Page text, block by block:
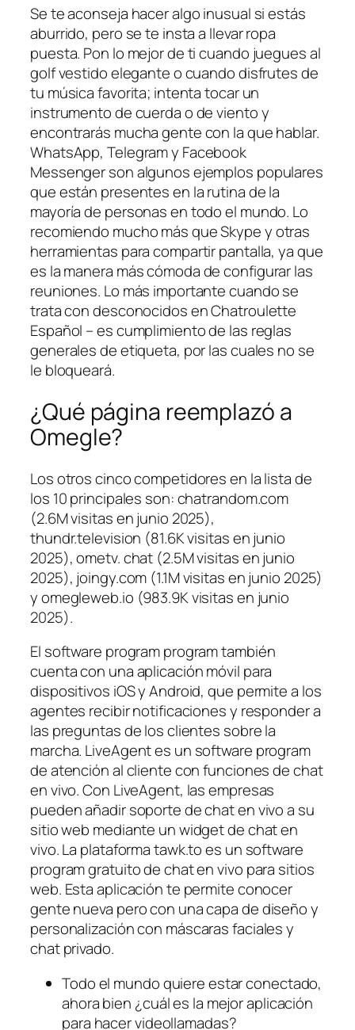
Se te aconseja hacer algo inusual si estás
aburrido, pero se te insta a llevar ropa
puesta. Pon lo mejor de ti cuando juegues al
golf vestido elegante o cuando disfrutes de
tu música favorita; intenta tocar un
instrumento de cuerda o de viento y
encontrarás mucha gente con la que hablar.
WhatsApp, Telegram y Facebook
Messenger son algunos ejemplos populares
que están presentes en la rutina de la
mayoría de personas en todo el mundo. Lo
recomiendo mucho más que Skype y otras
herramientas para compartir pantalla, ya que
es la manera más cómoda de configurar las
reuniones. Lo más importante cuando se
trata con desconocidos en Chatroulette
Español – es cumplimiento de las reglas
generales de etiqueta, por las cuales no se
le bloqueará.
¿Qué página reemplazó a
Omegle?
Los otros cinco competidores en la lista de
los 10 principales son: chatrandom.com
(2.6M visitas en junio 2025),
thundr.television (81.6K visitas en junio
2025), ometv. chat (2.5M visitas en junio
2025), joingy.com (1.1M visitas en junio 2025)
y omegleweb.io (983.9K visitas en junio
2025).
El software program program también
cuenta con una aplicación móvil para
dispositivos iOS y Android, que permite a los
agentes recibir notificaciones y responder a
las preguntas de los clientes sobre la
marcha. LiveAgent es un software program
de atención al cliente con funciones de chat
en vivo. Con LiveAgent, las empresas
pueden añadir soporte de chat en vivo a su
sitio web mediante un widget de chat en
vivo. La plataforma tawk.to es un software
program gratuito de chat en vivo para sitios
web. Esta aplicación te permite conocer
gente nueva pero con una capa de diseño y
personalización con máscaras faciales y
chat privado.
Todo el mundo quiere estar conectado,
ahora bien ¿cuál es la mejor aplicación
para hacer videollamadas?